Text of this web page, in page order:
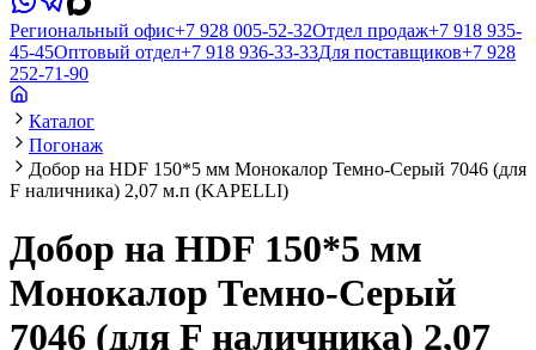
Региональный офис+7 928 005-52-32Отдел продаж+7 918 935-
45-45Оптовый отдел+7 918 936-33-33Для поставщиков+7 928
252-71-90
Каталог
Погонаж
Добор на HDF 150*5 мм Монокалор Темно-Серый 7046 (для
F наличника) 2,07 м.п (KAPELLI)
Добор на HDF 150*5 мм
Монокалор Темно-Серый
7046 (для F наличника) 2,07